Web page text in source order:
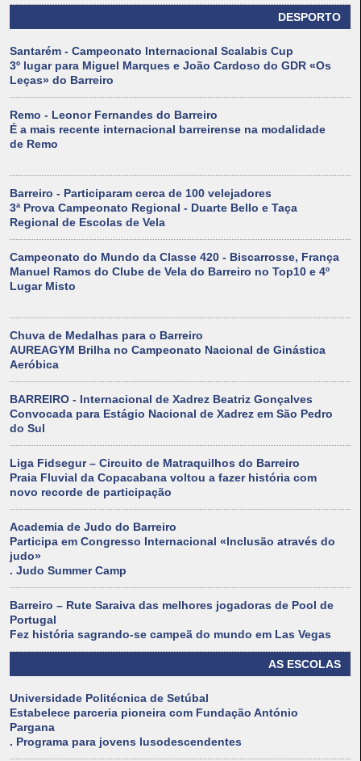
DESPORTO
Santarém - Campeonato Internacional Scalabis Cup
3º lugar para Miguel Marques e João Cardoso do GDR «Os
Leças» do Barreiro
Remo - Leonor Fernandes do Barreiro
É a mais recente internacional barreirense na modalidade
de Remo
Barreiro - Participaram cerca de 100 velejadores
3ª Prova Campeonato Regional - Duarte Bello e Taça
Regional de Escolas de Vela
Campeonato do Mundo da Classe 420 - Biscarrosse, França
Manuel Ramos do Clube de Vela do Barreiro no Top10 e 4º
Lugar Misto
Chuva de Medalhas para o Barreiro
AUREAGYM Brilha no Campeonato Nacional de Ginástica
Aeróbica
BARREIRO - Internacional de Xadrez Beatriz Gonçalves
Convocada para Estágio Nacional de Xadrez em São Pedro
do Sul
Liga Fidsegur – Circuito de Matraquilhos do Barreiro
Praia Fluvial da Copacabana voltou a fazer história com
novo recorde de participação
Academia de Judo do Barreiro
Participa em Congresso Internacional «Inclusão através do
judo»
. Judo Summer Camp
Barreiro – Rute Saraiva das melhores jogadoras de Pool de
Portugal
Fez história sagrando-se campeã do mundo em Las Vegas
AS ESCOLAS
Universidade Politécnica de Setúbal
Estabelece parceria pioneira com Fundação António
Pargana
. Programa para jovens lusodescendentes